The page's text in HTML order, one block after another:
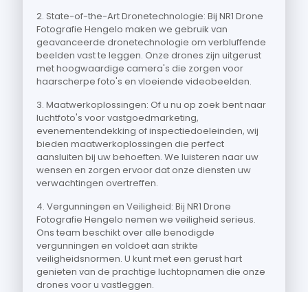
2. State-of-the-Art Dronetechnologie: Bij NR1 Drone
Fotografie Hengelo maken we gebruik van
geavanceerde dronetechnologie om verbluffende
beelden vast te leggen. Onze drones zijn uitgerust
met hoogwaardige camera's die zorgen voor
haarscherpe foto's en vloeiende videobeelden.
3. Maatwerkoplossingen: Of u nu op zoek bent naar
luchtfoto's voor vastgoedmarketing,
evenementendekking of inspectiedoeleinden, wij
bieden maatwerkoplossingen die perfect
aansluiten bij uw behoeften. We luisteren naar uw
wensen en zorgen ervoor dat onze diensten uw
verwachtingen overtreffen.
4. Vergunningen en Veiligheid: Bij NR1 Drone
Fotografie Hengelo nemen we veiligheid serieus.
Ons team beschikt over alle benodigde
vergunningen en voldoet aan strikte
veiligheidsnormen. U kunt met een gerust hart
genieten van de prachtige luchtopnamen die onze
drones voor u vastleggen.